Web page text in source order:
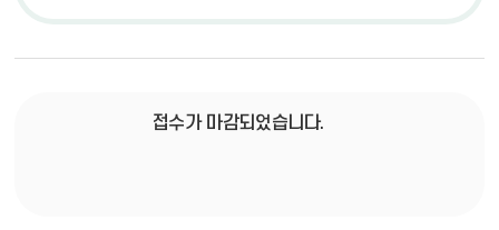
접수가 마감되었습니다.